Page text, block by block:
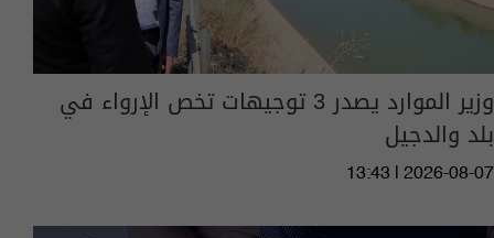
وزير الموارد يصدر 3 توجيهات تخص الإرواء في
بلد والدجيل
13:43 | 2026-08-07